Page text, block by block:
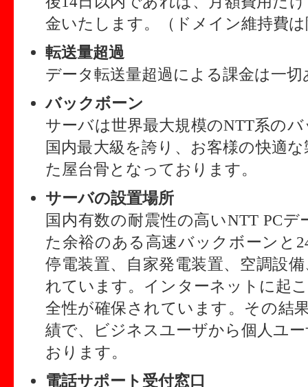
金いたします。（ドメイン維持費
転送量超過
データ転送量超過による課金は一
バックボーン
サーバは世界最大規模のNTT系の
国内最大級を誇り、お客様の快適
た屋台骨となっております。
サーバの設置場所
国内有数の耐震性の高いNTT PC
た余裕のある高速バックボーンと
停電装置、自家発電装置、空調設
れています。インターネットに起
全性が確保されています。その結
績で、ビジネスユーザから個人ユ
おります。
電話サポート受付窓口